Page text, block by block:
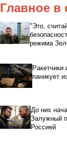
Главное в
"Это,
режима
Ракетчики
паникует
До них
Залужный
Россией